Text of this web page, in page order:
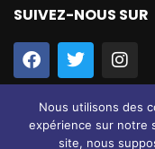
SUIVEZ-NOUS SUR
Nous utilisons des
expérience sur notre
site, nous